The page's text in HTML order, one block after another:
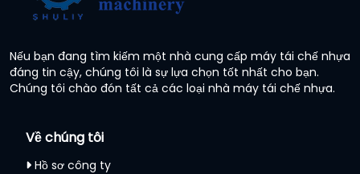
Nếu bạn đang tìm kiếm một nhà cung cấp máy tái chế nhựa
đáng tin cậy, chúng tôi là sự lựa chọn tốt nhất cho bạn.
Chúng tôi chào đón tất cả các loại nhà máy tái chế nhựa.
Về chúng tôi
Hồ sơ công ty